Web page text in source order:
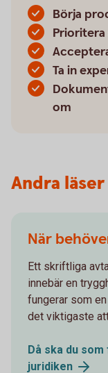
Börja
Ta in
om
Andra
När
Ett skriftliga
innebär en
fungerar som
det viktigaste
Då ska du
juridiken